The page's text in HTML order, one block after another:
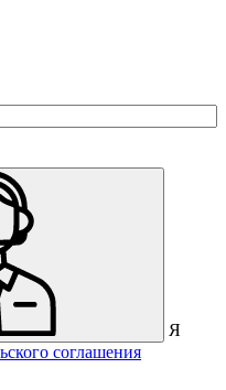
Я
соглашения